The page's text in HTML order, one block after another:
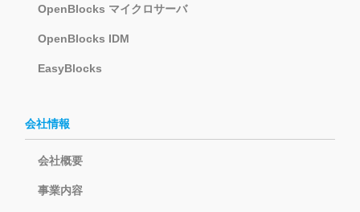
OpenBlocks マイクロサーバ
OpenBlocks IDM
EasyBlocks
会社情報
会社概要
事業内容